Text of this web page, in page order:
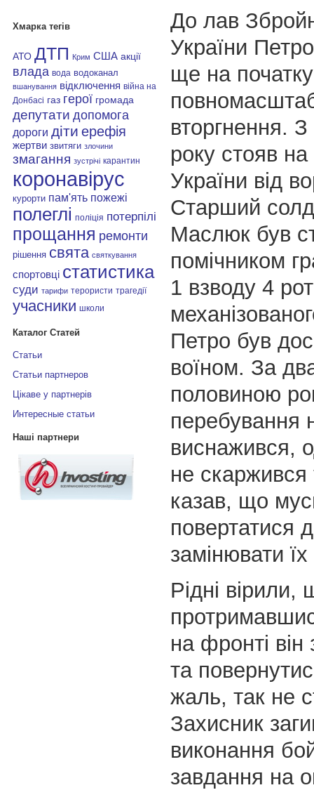
Хмарка тегів
АТО ДТП Крим США акції
влада вода водоканал
вшанування відключення війна на
Донбасі газ герої громада
депутати допомога
дороги діти ерефія
жертви звитяги злочини
змагання зустрічі карантин
коронавірус
курорти пам'ять пожежі
полеглі поліція потерпілі
прощання ремонти
рішення свята святкування
спортовці статистика
суди тарифи терористи трагедії
учасники школи
Каталог Статей
Статьи
Статьи партнеров
Цікаве у партнерів
Интересные статьи
Наші партнери
До лав
України
ще на початку
вторгнення. З
року стояв на
України від
Старший
Маслюк був
помічником
1 взводу 4
Петро був
воїном. За
половиною
перебування
виснажився,
не
казав, що
повертатися
замінювати
Рідні вірили,
на фронті він
та
жаль, так не
Захисник
виконання
завдання на